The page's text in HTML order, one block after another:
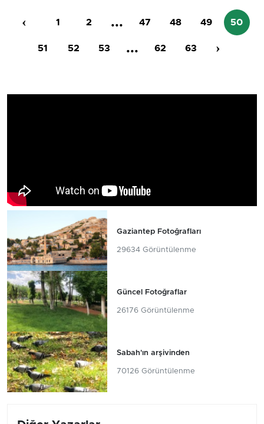
‹ 1 2 ... 47 48 49 50
51 52 53 ... 62 63 ›
Gaziantep Fotoğrafları
29634 Görüntülenme
Güncel Fotoğraflar
26176 Görüntülenme
Sabah'ın arşivinden
70126 Görüntülenme